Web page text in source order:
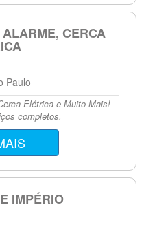
CERCA
Paulo
Elétrica e Muito Mais!
completos.
IMPÉRIO